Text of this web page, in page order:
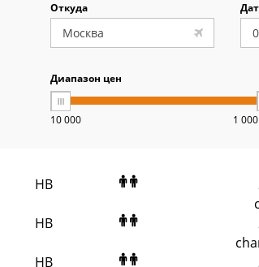
Откуда
Диапазон цен
10 000 1
HB
HB
HB